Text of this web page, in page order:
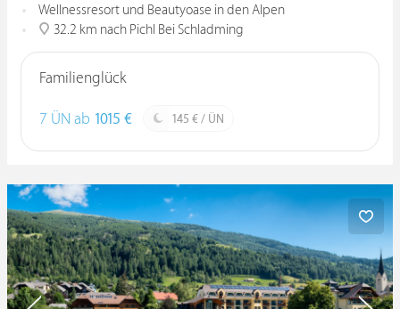
Wellnessresort und Beautyoase in den Alpen
32.2 km nach Pichl Bei Schladming
Familienglück
7 ÜN ab 1015 € 145 € / ÜN